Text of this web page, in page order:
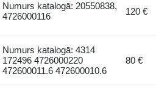
Numurs katalogā: 20550838,
4726000116
120 €
Numurs katalogā: 4314
172496 4726000220
472600011.6 472600010.6
80 €